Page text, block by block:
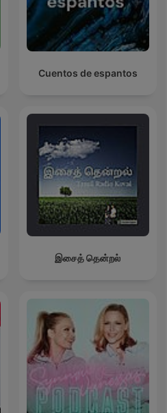
Cuentos de espantos
இசைத் தென்றல்